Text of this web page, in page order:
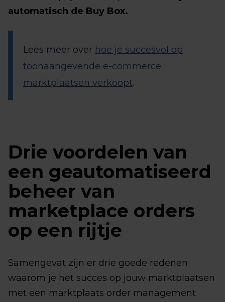
automatisch de Buy Box.
Lees meer over hoe je succesvol op
toonaangevende e-commerce
marktplaatsen verkoopt.
Drie voordelen van
een geautomatiseerd
beheer van
marketplace orders
op een rijtje
Samengevat zijn er drie goede redenen
waarom je het succes op jouw marktplaatsen
met een marktplaats order management